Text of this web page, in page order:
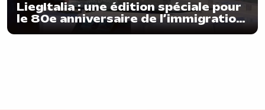
LiegItalia : une édition spéciale pour
le 80e anniversaire de l’immigration
italienne en Belgique